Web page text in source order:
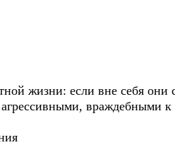
жизни: если вне себя они
враждебными к